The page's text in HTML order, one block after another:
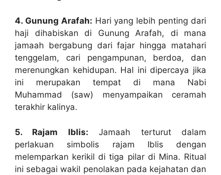
4. Gunung Arafah: Hari yang lebih penting dari
haji dihabiskan di Gunung Arafah, di mana
jamaah bergabung dari fajar hingga matahari
tenggelam, cari pengampunan, berdoa, dan
merenungkan kehidupan. Hal ini dipercaya jika
ini merupakan tempat di mana Nabi
Muhammad (saw) menyampaikan ceramah
terakhir kalinya.
5. Rajam Iblis: Jamaah terturut dalam
perlakuan simbolis rajam Iblis dengan
melemparkan kerikil di tiga pilar di Mina. Ritual
ini sebagai wakil penolakan pada kejahatan dan